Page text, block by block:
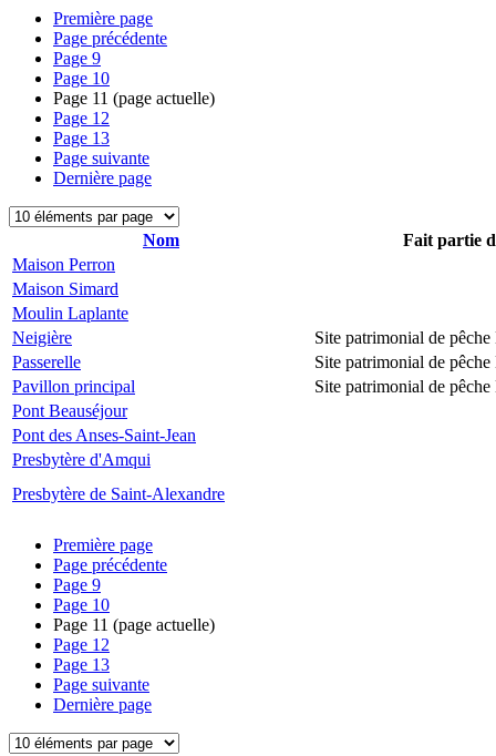
Première page
Page précédente
Page 9
Page 10
Page 11 (page actuelle)
Page 12
Page 13
Page suivante
Dernière page
Nom
Fait partie
Maison Perron
Maison Simard
Moulin Laplante
Neigière
Site patrimonial de
Passerelle
Site patrimonial de
Pavillon principal
Site patrimonial de
Pont Beauséjour
Pont des Anses-Saint-Jean
Presbytère d'Amqui
Presbytère de Saint-Alexandre
Première page
Page précédente
Page 9
Page 10
Page 11 (page actuelle)
Page 12
Page 13
Page suivante
Dernière page